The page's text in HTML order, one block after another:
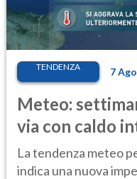
TENDENZA 7
Meteo:
via con caldo
temporale
La tendenza meteo
indica una nuova